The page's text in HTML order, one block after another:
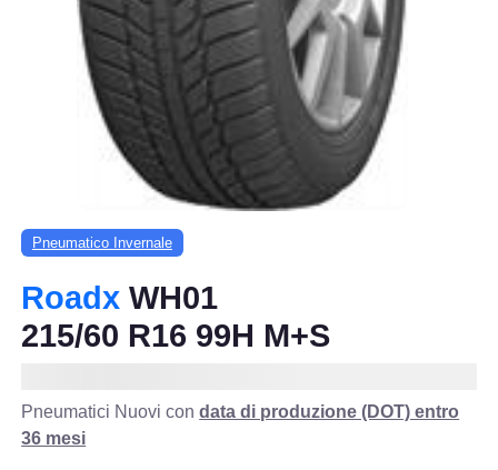
Pneumatico Invernale
Roadx WH01
215/60 R16 99H M+S
Pneumatici Nuovi condata di produzione (DOT) entro
36 mesi